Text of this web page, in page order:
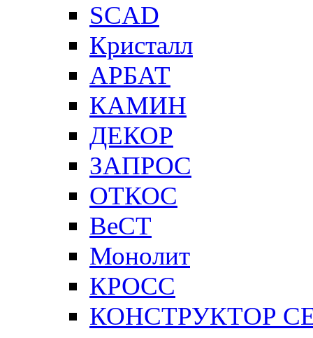
SCAD
Кристалл
АРБАТ
КАМИН
ДЕКОР
ЗАПРОС
ОТКОС
ВеСТ
Монолит
КРОСС
КОНСТРУКТОР